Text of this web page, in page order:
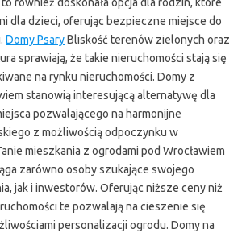
również doskonała opcja dla rodzin, które
dla dzieci, oferując bezpieczne miejsce do
Domy PsaryBliskość terenów zielonych oraz
sprawiają, że takie nieruchomości stają się
na rynku nieruchomości. Domy z
stanowią interesującą alternatywę dla
pozwalającego na harmonijne
z możliwością odpoczynku w
mieszkania z ogrodami pod Wrocławiem
zarówno osoby szukające swojego
jak i inwestorów. Oferując niższe ceny niż
te pozwalają na cieszenie się
personalizacji ogrodu. Domy na